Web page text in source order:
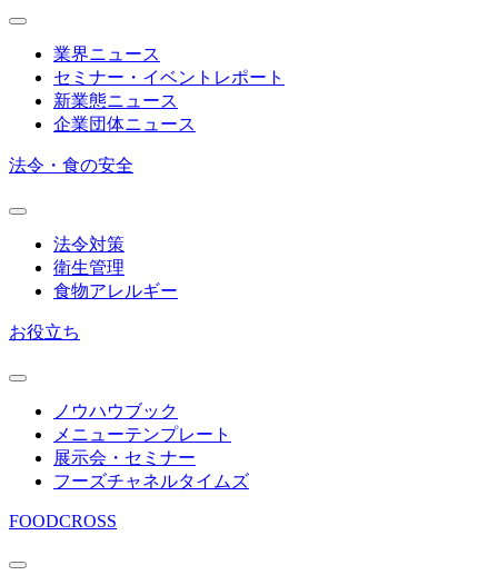
業界ニュース
セミナー・イベントレポート
新業態ニュース
企業団体ニュース
法令・食の安全
法令対策
衛生管理
食物アレルギー
お役立ち
ノウハウブック
メニューテンプレート
展示会・セミナー
フーズチャネルタイムズ
FOODCROSS